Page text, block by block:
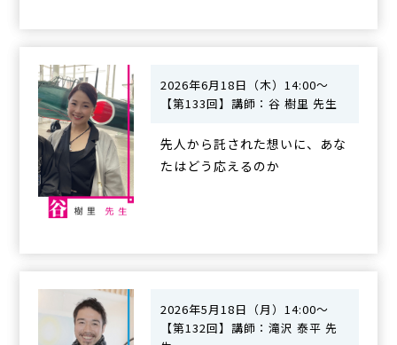
2026年6月18日（木）14:00～
【第133回】講師：谷 樹里 先生
先人から託された想いに、あな
たはどう応えるのか
2026年5月18日（月）14:00～
【第132回】講師：滝沢 泰平 先